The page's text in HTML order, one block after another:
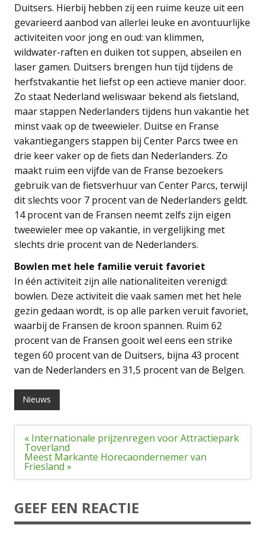
Duitsers. Hierbij hebben zij een ruime keuze uit een
gevarieerd aanbod van allerlei leuke en avontuurlijke
activiteiten voor jong en oud: van klimmen,
wildwater-raften en duiken tot suppen, abseilen en
laser gamen. Duitsers brengen hun tijd tijdens de
herfstvakantie het liefst op een actieve manier door.
Zo staat Nederland weliswaar bekend als fietsland,
maar stappen Nederlanders tijdens hun vakantie het
minst vaak op de tweewieler. Duitse en Franse
vakantiegangers stappen bij Center Parcs twee en
drie keer vaker op de fiets dan Nederlanders. Zo
maakt ruim een vijfde van de Franse bezoekers
gebruik van de fietsverhuur van Center Parcs, terwijl
dit slechts voor 7 procent van de Nederlanders geldt.
14 procent van de Fransen neemt zelfs zijn eigen
tweewieler mee op vakantie, in vergelijking met
slechts drie procent van de Nederlanders.
Bowlen met hele familie veruit favoriet
In één activiteit zijn alle nationaliteiten verenigd:
bowlen. Deze activiteit die vaak samen met het hele
gezin gedaan wordt, is op alle parken veruit favoriet,
waarbij de Fransen de kroon spannen. Ruim 62
procent van de Fransen gooit wel eens een strike
tegen 60 procent van de Duitsers, bijna 43 procent
van de Nederlanders en 31,5 procent van de Belgen.
Nieuws
Bericht
navigatie
« Internationale prijzenregen voor Attractiepark
Toverland
Meest Markante Horecaondernemer van
Friesland »
GEEF EEN REACTIE